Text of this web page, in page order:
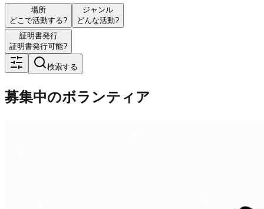
場所
どこで活動する?
ジャンル
どんな活動?
証明書発行
証明書発行可能?
検索する
募集中のボランティア